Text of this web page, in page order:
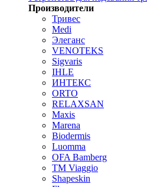
Производители
Тривес
Medi
Элеганс
VENOTEKS
Sigvaris
IHLE
ИНТЕКС
ORTO
RELAXSAN
Maxis
Marena
Biodermis
Luomma
OFA Bamberg
TM Viaggio
Shapeskin